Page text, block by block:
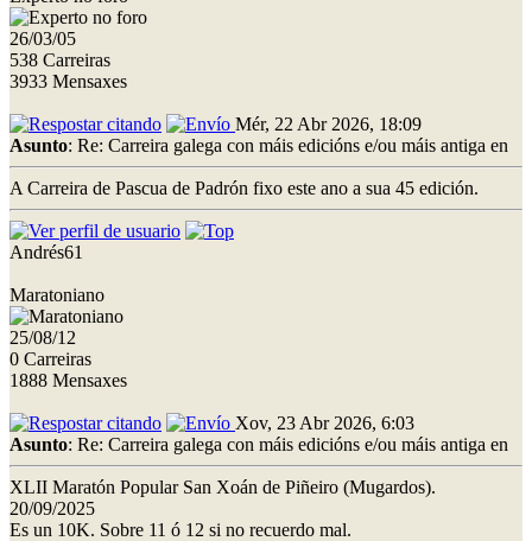
26/03/05
538 Carreiras
3933 Mensaxes
Mér, 22 Abr 2026, 18:09
Asunto: Re: Carreira galega con máis edicións e/ou máis antiga en
A Carreira de Pascua de Padrón fixo este ano a sua 45 edición.
Andrés61
Maratoniano
25/08/12
0 Carreiras
1888 Mensaxes
Xov, 23 Abr 2026, 6:03
Asunto: Re: Carreira galega con máis edicións e/ou máis antiga en
XLII Maratón Popular San Xoán de Piñeiro (Mugardos).
20/09/2025
Es un 10K. Sobre 11 ó 12 si no recuerdo mal.